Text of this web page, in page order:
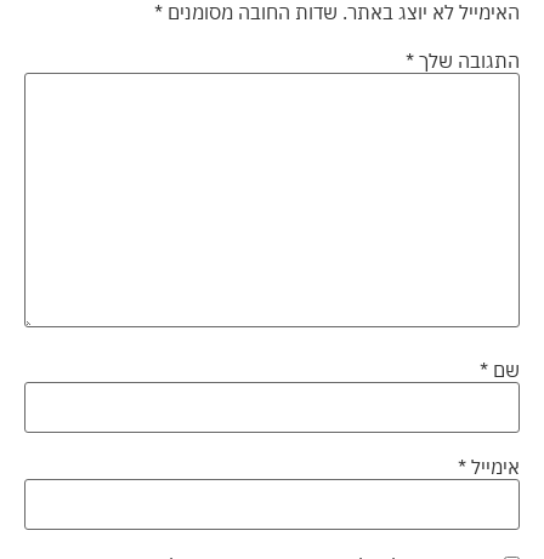
האימייל לא יוצג באתר. שדות החובה מסומנים *
התגובה שלך *
שם *
אימייל *